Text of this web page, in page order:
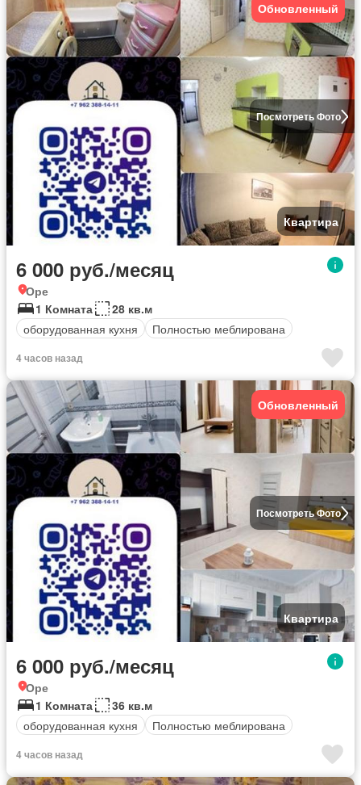
Посмотреть Фото
Обновленный
Квартира
6 000 руб./месяц
Оре
1 Комната
28 кв.м
оборудованная кухня
Полностью меблирована
4 часов назад
Посмотреть Фото
Обновленный
Квартира
6 000 руб./месяц
Оре
1 Комната
36 кв.м
оборудованная кухня
Полностью меблирована
4 часов назад